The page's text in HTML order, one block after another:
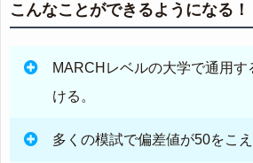
こんなことができるようになる
MARCHレベルの大学で通用す
ける。
多くの模試で偏差値が50をこえ